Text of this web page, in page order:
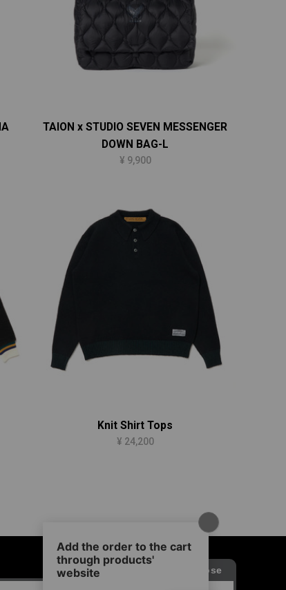
TAION x STUDIO SEVEN MESSENGER
DOWN BAG-L
¥ 9,900
Knit Shirt Tops
¥ 24,200